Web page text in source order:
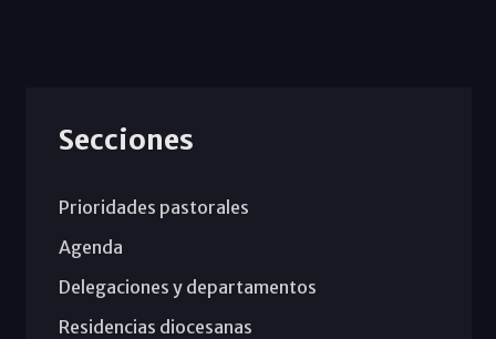
Secciones
Prioridades pastorales
Agenda
Delegaciones y departamentos
Residencias diocesanas